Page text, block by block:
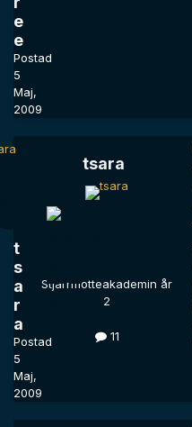
e
e
Postad
5
Maj,
2009
t
s
a
r
a
Postad
5
Maj,
2009
tsara
Stjärnflotteakademin år
2
11